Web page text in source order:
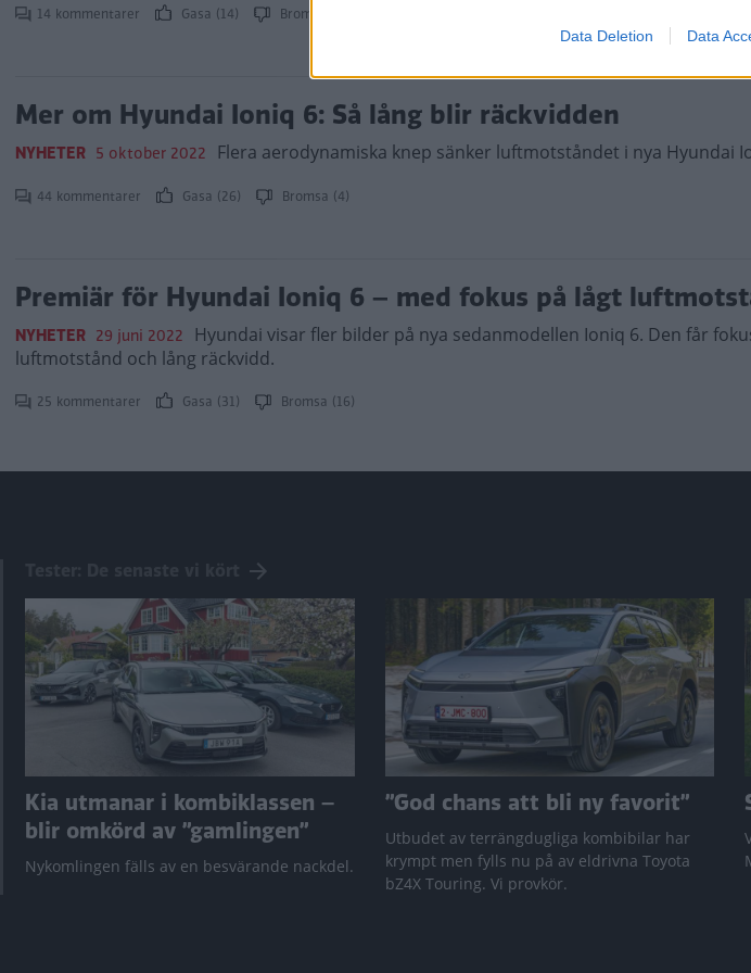
Data Deletion Data
14 kommentarer Gasa (14) Bromsa (12)
Mer om Hyundai Ioniq 6: Så lång blir räckvidden
NYHETER 5 oktober 2022 Flera aerodynamiska knep sänker luftmotståndet i nya Hyundai
44 kommentarer Gasa (26) Bromsa (4)
Premiär för Hyundai Ioniq 6 – med fokus på lågt
NYHETER 29 juni 2022 Hyundai visar fler bilder på nya sedanmodellen Ioniq 6. Den får
luftmotstånd och lång räckvidd.
25 kommentarer Gasa (31) Bromsa (16)
Kia utmanar i kombiklassen –
blir omkörd av ”gamlingen”
Nykomlingen fälls av en besvärande nackdel.
”God chans att bli ny favorit”
Utbudet av terrängdugliga kombibilar har
krympt men fylls nu på av eldrivna Toyota
bZ4X Touring. Vi provkör.